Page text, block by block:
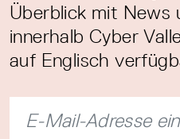
Überblick mit News
innerhalb Cyber
auf Englisch